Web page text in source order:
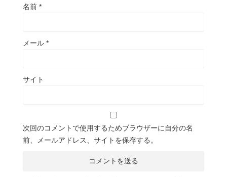
名前 *
メール *
サイト
次回のコメントで使用するためブラウザーに自分の名
前、メールアドレス、サイトを保存する。